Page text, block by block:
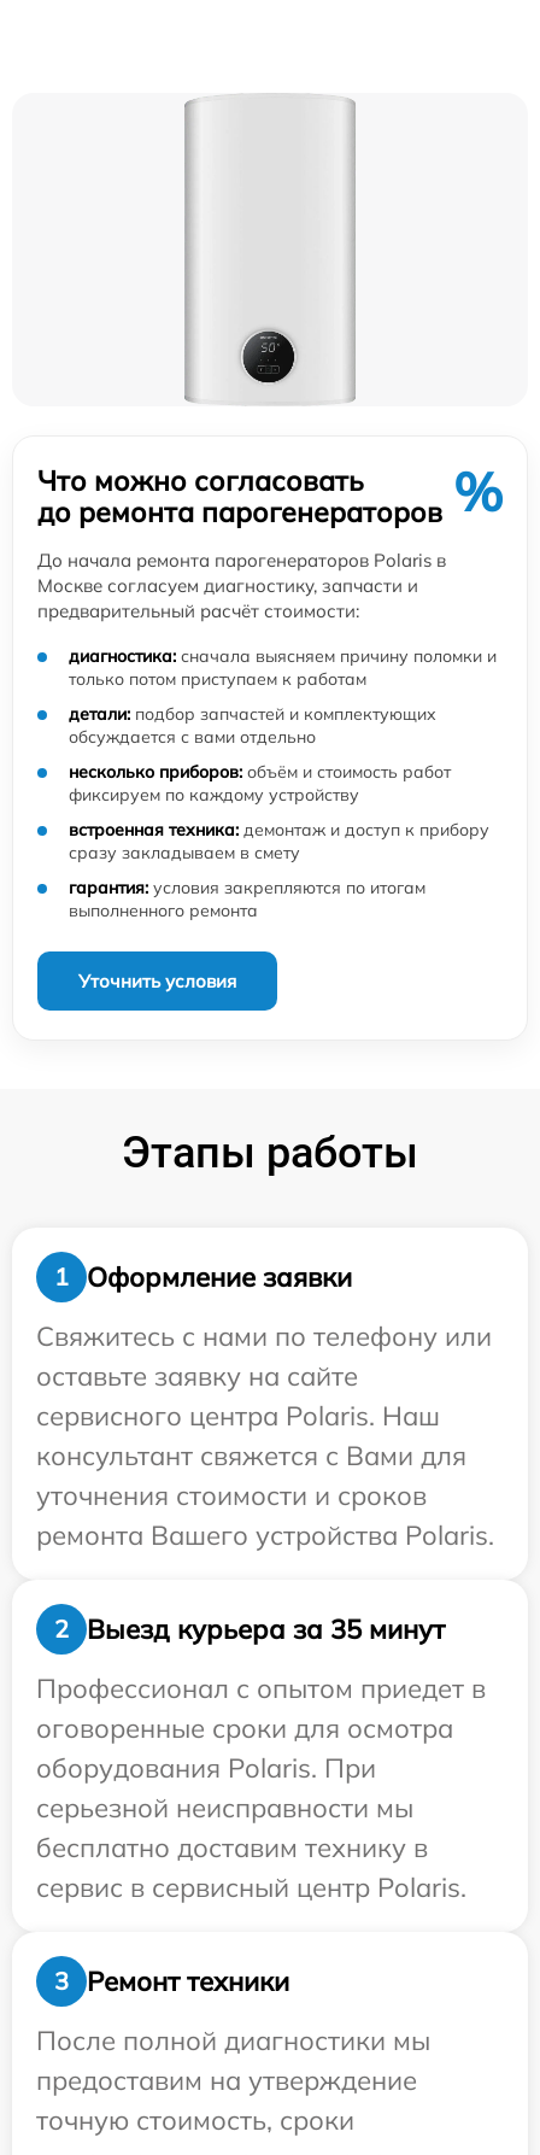
Что можно согласовать
до ремонта парогенераторов %
До начала ремонта парогенераторов Polaris в
Москве согласуем диагностику, запчасти и
предварительный расчёт стоимости:
диагностика: сначала выясняем причину поломки и
только потом приступаем к работам
детали: подбор запчастей и комплектующих
обсуждается с вами отдельно
несколько приборов: объём и стоимость работ
фиксируем по каждому устройству
встроенная техника: демонтаж и доступ к прибору
сразу закладываем в смету
гарантия: условия закрепляются по итогам
выполненного ремонта
Уточнить условия
Этапы работы
1
Оформление заявки
Свяжитесь с нами по телефону или
оставьте заявку на сайте
сервисного центра Polaris. Наш
консультант свяжется с Вами для
уточнения стоимости и сроков
ремонта Вашего устройства Polaris.
2
Выезд курьера за 35 минут
Профессионал с опытом приедет в
оговоренные сроки для осмотра
оборудования Polaris. При
серьезной неисправности мы
бесплатно доставим технику в
сервис в сервисный центр Polaris.
3
Ремонт техники
После полной диагностики мы
предоставим на утверждение
точную стоимость, сроки